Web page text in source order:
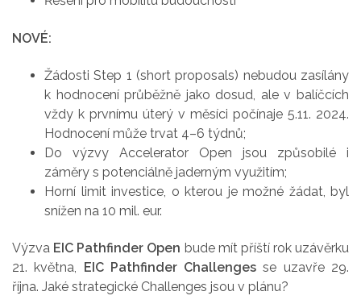
NOVÉ:
Žádosti Step 1 (short proposals) nebudou zasílány
k hodnocení průběžně jako dosud, ale v balíčcích
vždy k prvnímu úterý v měsíci počínaje 5.11. 2024.
Hodnocení může trvat 4–6 týdnů;
Do výzvy Accelerator Open jsou způsobilé i
záměry s potenciálně jaderným využitím;
Horní limit investice, o kterou je možné žádat, byl
snížen na 10 mil. eur.
Výzva EIC Pathfinder Open bude mít příští rok uzávěrku
21. května,
EIC Pathfinder Challenges se uzavře 29.
října. Jaké strategické Challenges jsou v plánu?